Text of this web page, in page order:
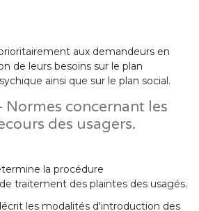
aux demandeurs en
de leurs besoins sur le plan
ainsi que sur le plan social.
Normes concernant les
des usagers.
la procédure
traitement des plaintes des usagés.
les modalités d'introduction des